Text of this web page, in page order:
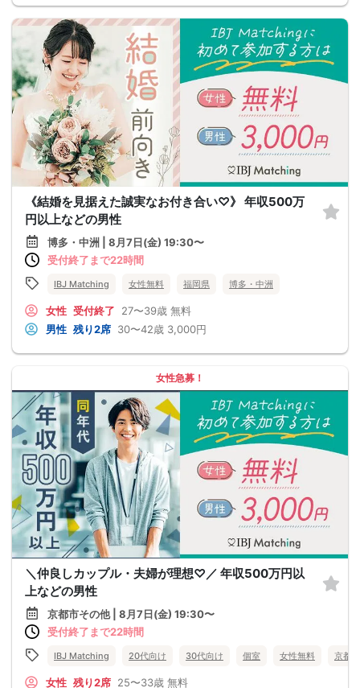
《結婚を見据えた誠実なお付き合い♡》 年収500万
円以上などの男性
博多・中洲 | 8月7日(金) 19:30〜
受付終了まで22時間
IBJ Matching 女性無料 福岡県 博多・中洲
女性 受付終了 27〜39歳 無料
男性 残り2席 30〜42歳 3,000円
女性急募！
＼仲良しカップル・夫婦が理想♡／ 年収500万円以
上などの男性
京都市その他 | 8月7日(金) 19:30〜
受付終了まで22時間
IBJ Matching 20代向け 30代向け 個室 女性無料 京都府
女性 残り2席 25〜33歳 無料